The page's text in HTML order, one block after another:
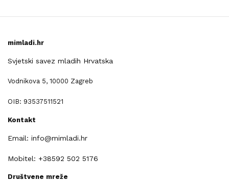
mimladi.hr
Svjetski savez mladih Hrvatska
Vodnikova 5, 10000 Zagreb
OIB: 93537511521
Kontakt
Email: info@mimladi.hr
Mobitel: +38592 502 5176
Društvene mreže